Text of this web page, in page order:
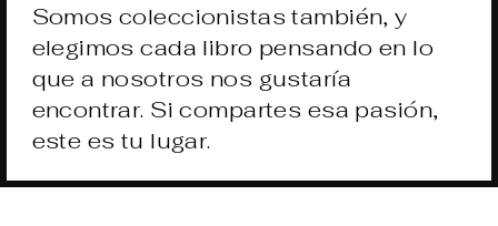
Somos coleccionistas también, y
elegimos cada libro pensando en lo
que a nosotros nos gustaría
encontrar. Si compartes esa pasión,
este es tu lugar.